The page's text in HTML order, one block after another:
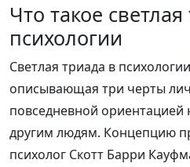
Что такое
психологии
Светлая триада в
описывающая три черты
повседневной ориентацией
другим людям. Концепцию
психолог Скотт Барри